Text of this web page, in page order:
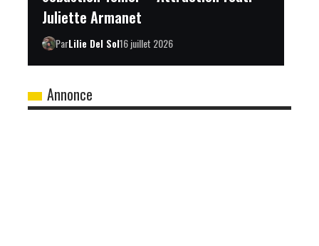
Juliette Armanet
ParLilie Del Sol16 juillet 2026
Annonce